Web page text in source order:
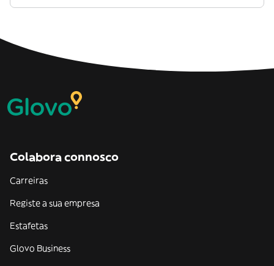
Colabora connosco
Carreiras
Registe a sua empresa
Estafetas
Glovo Business